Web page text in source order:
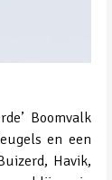
Boomvalk
en een
Havik,